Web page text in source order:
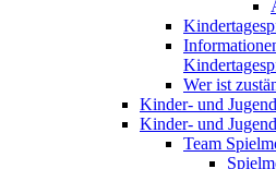
Wer ist
Kinder- und
Kinder- und
Team